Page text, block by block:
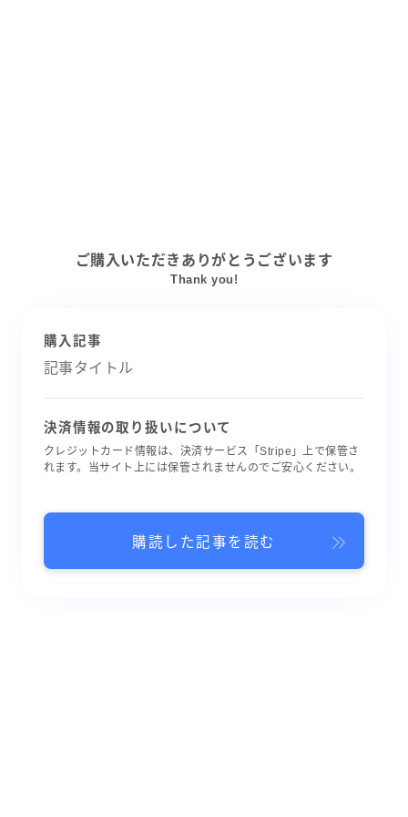
ご購入いただきありがとうございます
Thank you!
購入記事
記事タイトル
決済情報の取り扱いについて
クレジットカード情報は、決済サービス「Stripe」上で保管さ
れます。当サイト上には保管されませんのでご安心ください。
購読した記事を読む